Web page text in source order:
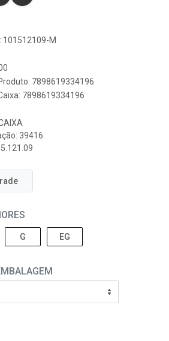
101512109-M
7898619334196
7898619334196
39416
G EG